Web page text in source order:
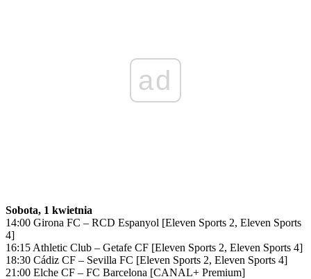
ad
Sobota, 1 kwietnia
14:00 Girona FC – RCD Espanyol [Eleven Sports 2, Eleven Sports
4]
16:15 Athletic Club – Getafe CF [Eleven Sports 2, Eleven Sports 4]
18:30 Cádiz CF – Sevilla FC [Eleven Sports 2, Eleven Sports 4]
21:00 Elche CF – FC Barcelona [CANAL+ Premium]